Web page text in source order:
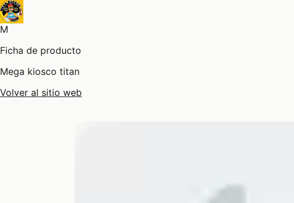
M
Ficha de producto
Mega kiosco titan
Volver al sitio web